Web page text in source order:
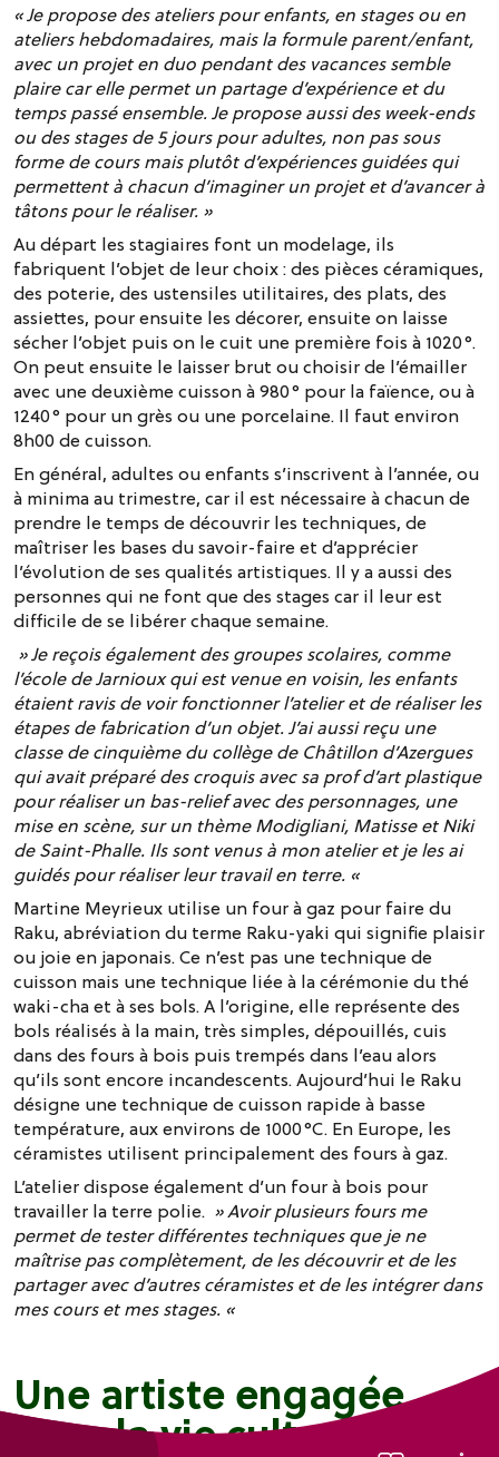
« Je propose des ateliers pour enfants, en stages ou en
ateliers hebdomadaires, mais la formule parent/enfant,
avec un projet en duo pendant des vacances semble
plaire car elle permet un partage d’expérience et du
temps passé ensemble. Je propose aussi des week-ends
ou des stages de 5 jours pour adultes, non pas sous
forme de cours mais plutôt d’expériences guidées qui
permettent à chacun d’imaginer un projet et d’avancer à
tâtons pour le réaliser. »
Au départ les stagiaires font un modelage, ils
fabriquent l’objet de leur choix : des pièces céramiques,
des poterie, des ustensiles utilitaires, des plats, des
assiettes, pour ensuite les décorer, ensuite on laisse
sécher l’objet puis on le cuit une première fois à 1020°.
On peut ensuite le laisser brut ou choisir de l’émailler
avec une deuxième cuisson à 980° pour la faïence, ou à
1240° pour un grès ou une porcelaine. Il faut environ
8h00 de cuisson.
En général, adultes ou enfants s’inscrivent à l’année, ou
à minima au trimestre, car il est nécessaire à chacun de
prendre le temps de découvrir les techniques, de
maîtriser les bases du savoir-faire et d’apprécier
l’évolution de ses qualités artistiques. Il y a aussi des
personnes qui ne font que des stages car il leur est
difficile de se libérer chaque semaine.
» Je reçois également des groupes scolaires, comme
l’école de Jarnioux qui est venue en voisin, les enfants
étaient ravis de voir fonctionner l’atelier et de réaliser les
étapes de fabrication d’un objet. J’ai aussi reçu une
classe de cinquième du collège de Châtillon d’Azergues
qui avait préparé des croquis avec sa prof d’art plastique
pour réaliser un bas-relief avec des personnages, une
mise en scène, sur un thème Modigliani, Matisse et Niki
de Saint-Phalle. Ils sont venus à mon atelier et je les ai
guidés pour réaliser leur travail en terre. «
Martine Meyrieux utilise un four à gaz pour faire du
Raku, abréviation du terme Raku-yaki qui signifie plaisir
ou joie en japonais. Ce n’est pas une technique de
cuisson mais une technique liée à la cérémonie du thé
waki-cha et à ses bols. A l’origine, elle représente des
bols réalisés à la main, très simples, dépouillés, cuis
dans des fours à bois puis trempés dans l’eau alors
qu’ils sont encore incandescents. Aujourd’hui le Raku
désigne une technique de cuisson rapide à basse
température, aux environs de 1000°C. En Europe, les
céramistes utilisent principalement des fours à gaz.
L’atelier dispose également d’un four à bois pour
travailler la terre polie. » Avoir plusieurs fours me
permet de tester différentes techniques que je ne
maîtrise pas complètement, de les découvrir et de les
partager avec d’autres céramistes et de les intégrer dans
mes cours et mes stages. «
Une artiste engagée
dans la vie culturelle